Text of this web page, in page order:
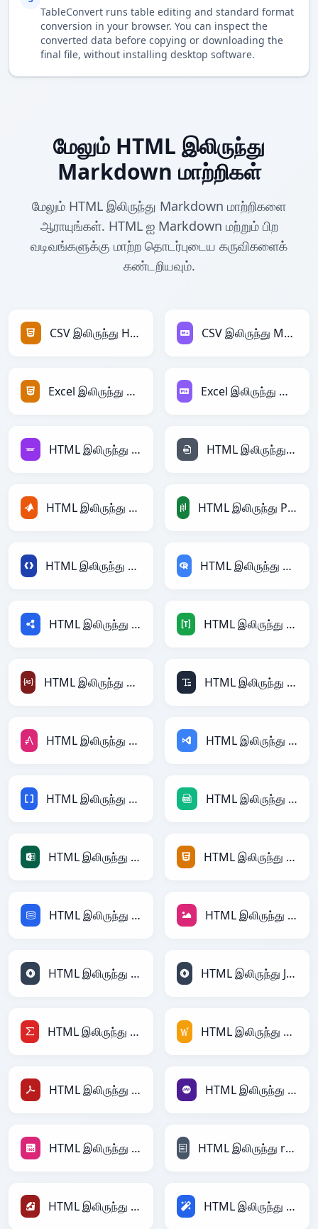
TableConvert runs table editing and standard format
conversion in your browser. You can inspect the
converted data before copying or downloading the
final file, without installing desktop software.
மேலும் HTML இலிருந்து
Markdown மாற்றிகள்
மேலும் HTML இலிருந்து Markdown மாற்றிகளை
ஆராயுங்கள். HTML ஐ Markdown மற்றும் பிற
வடிவங்களுக்கு மாற்ற தொடர்புடைய கருவிகளைக்
கண்டறியவும்.
CSV இலிருந்து HTML CSV இலிருந்து Markdown
Excel இலிருந்து HTML Excel இலிருந்து Markdown
HTML இலிருந்து Avro HTML இலிருந்து INI
HTML இலிருந்து MATLAB HTML இலிருந்து PandasDataFrame
HTML இலிருந்து Protobuf HTML இலிருந்து RDataFrame
HTML இலிருந்து RDF HTML இலிருந்து TOML
HTML இலிருந்து ActionScript HTML இலிருந்து ASCII
HTML இலிருந்து AsciiDoc HTML இலிருந்து ASP
HTML இலிருந்து BBCode HTML இலிருந்து CSV
HTML இலிருந்து Excel HTML இலிருந்து HTML
HTML இலிருந்து SQL HTML இலிருந்து JPEG
HTML இலிருந்து JSON HTML இலிருந்து JSONLines
HTML இலிருந்து LaTeX HTML இலிருந்து MediaWiki
HTML இலிருந்து PDF HTML இலிருந்து PHP
HTML இலிருந்து PNG HTML இலிருந்து reStructuredText
HTML இலிருந்து Ruby HTML இலிருந்து Magic